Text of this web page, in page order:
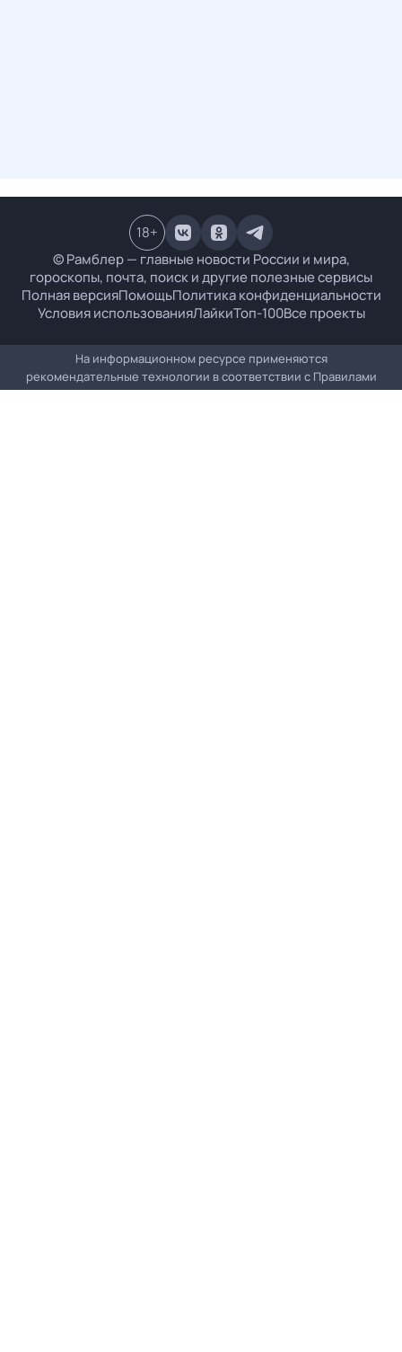
© Рамблер — главные новости России и мира,
гороскопы, почта, поиск и другие полезные сервисы
Полная версияПомощьПолитика конфиденциальности
Условия использованияЛайкиТоп-100Все проекты
18+
На информационном ресурсе применяются
рекомендательные технологии в соответствии с Правилами